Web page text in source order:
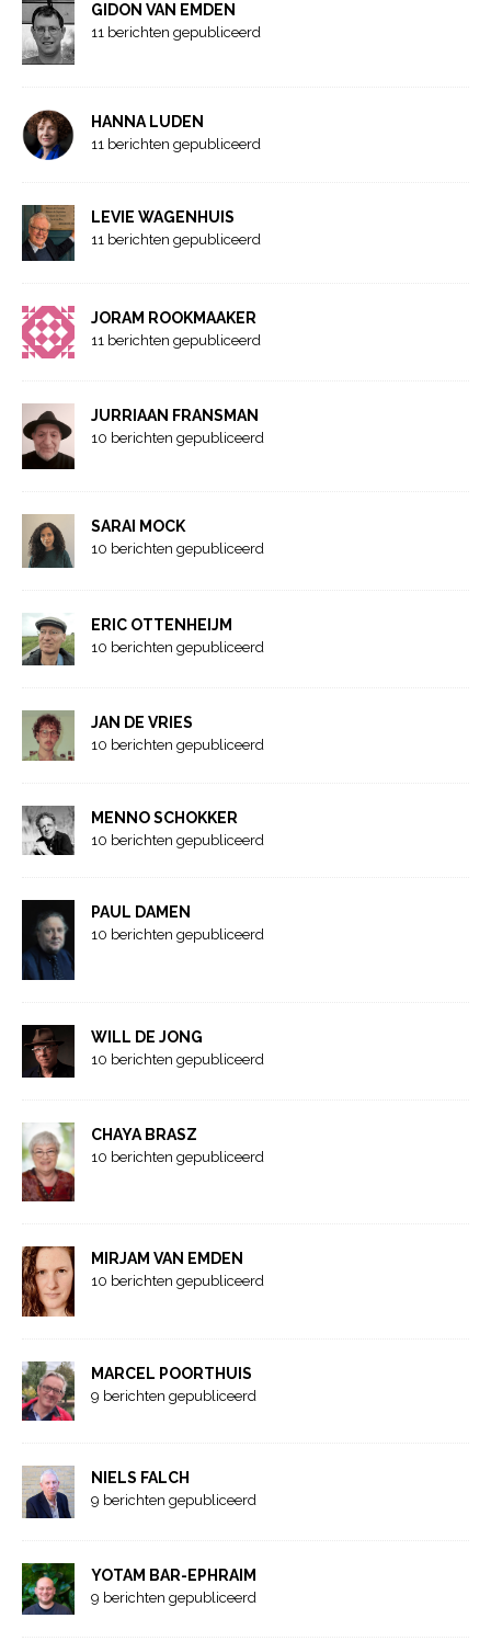
GIDON VAN EMDEN
11 berichten gepubliceerd
HANNA LUDEN
11 berichten gepubliceerd
LEVIE WAGENHUIS
11 berichten gepubliceerd
JORAM ROOKMAAKER
11 berichten gepubliceerd
JURRIAAN FRANSMAN
10 berichten gepubliceerd
SARAI MOCK
10 berichten gepubliceerd
ERIC OTTENHEIJM
10 berichten gepubliceerd
JAN DE VRIES
10 berichten gepubliceerd
MENNO SCHOKKER
10 berichten gepubliceerd
PAUL DAMEN
10 berichten gepubliceerd
WILL DE JONG
10 berichten gepubliceerd
CHAYA BRASZ
10 berichten gepubliceerd
MIRJAM VAN EMDEN
10 berichten gepubliceerd
MARCEL POORTHUIS
9 berichten gepubliceerd
NIELS FALCH
9 berichten gepubliceerd
YOTAM BAR-EPHRAIM
9 berichten gepubliceerd